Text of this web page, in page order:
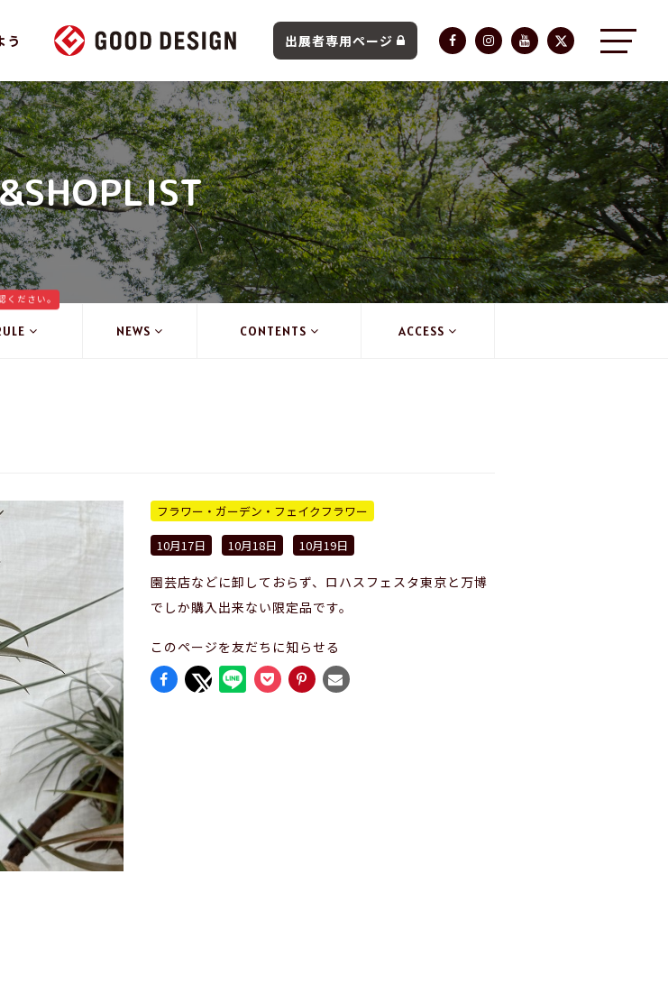
う 出展者専用ページ
ください。
NEWS CONTENTS ACCESS
フラワー・ガーデン・フェイクフラワー
10月17日
10月18日 10月19日
園芸店などに卸しておらず、ロハスフェスタ東京と万博
でしか購入出来ない限定品です。
このページを友だちに知らせる